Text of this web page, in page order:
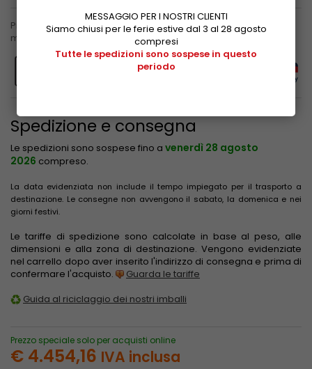
MESSAGGIO PER I NOSTRI CLIENTI
Siamo chiusi per le ferie estive dal 3 al 28 agosto
compresi
Tutte le spedizioni sono sospese in questo
periodo
Profilo in alluminio anodizzato Bosch Rexroth, scanalatura 10
mm, sezione 80x160 mm. Totale 16 metri.
Spedizione e consegna
Le spedizioni sono sospese fino a venerdì 28 agosto
2026 compreso.
La data evidenziata non include il tempo impiegato per il trasporto a
destinazione. Le consegne non avvengono il sabato, la domenica e nei
giorni festivi.
Le tariffe di spedizione sono calcolate in base al peso, alle
dimensioni e alla zona di destinazione. Vengono evidenziate
nel carrello dopo aver inserito l'indirizzo di consegna e prima di
confermare l'acquisto.
Guarda le tariffe
Guida al riciclaggio dei nostri imballi
Prezzo speciale solo per acquisti online
€ 4.454,16 IVA inclusa